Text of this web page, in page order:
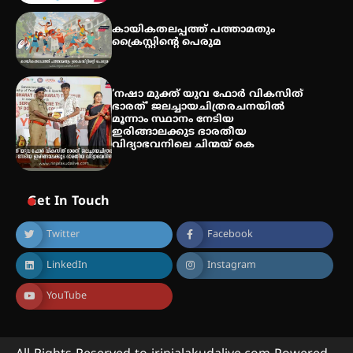
കായികതലപ്പത്ത് പത്താമതും
ക്രൈസ്റ്റിന്റെ പെരുമ
‘നഷാ മുക്ത് യുവ ഫോർ വികസിത്
ഭാരത്’ ജലച്ചായചിത്രരചനയിൽ
മൂന്നാം സ്ഥാനം നേടിയ
ഇരിങ്ങാലക്കുട ഭാരതീയ
വിദ്യാഭവനിലെ ചിന്മയ് കെ
Get In Touch
Twitter Facebook
LinkedIn Instagram
YouTube